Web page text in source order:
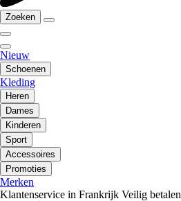
Zoeken
Nieuw
Schoenen
Kleding
Heren
Dames
Kinderen
Sport
Accessoires
Promoties
Merken
Klantenservice in Frankrijk Veilig betalen